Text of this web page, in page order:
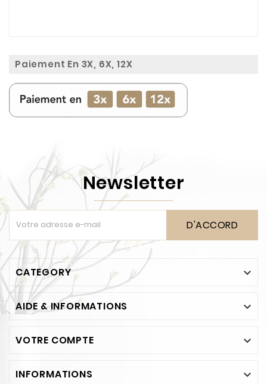
Paiement En 3X, 6X, 12X
Newsletter
D'ACCORD
CATEGORY 
AIDE & INFORMATIONS 
VOTRE COMPTE 
INFORMATIONS 